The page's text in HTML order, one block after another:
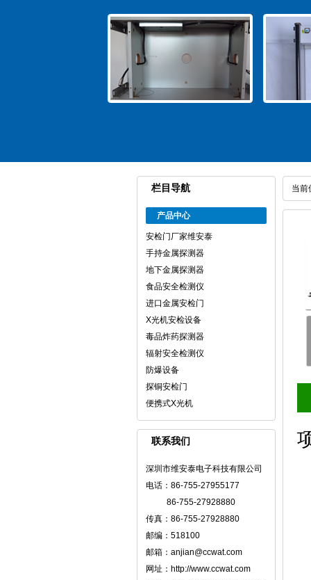
栏目导航
产品中心
安检门厂家维安泰
手持金属探测器
地下金属探测器
食品安全检测仪
进口金属安检门
X光机安检设备
毒品炸药探测器
辐射安全检测仪
防爆设备
探铜安检门
便携式X光机
联系我们
深圳市维安泰电子科技有限公司
电话：86-755-27955177
86-755-27928880
传真：86-755-27928880
邮编：518100
邮箱：anjian@ccwat.com
网址：http://www.ccwat.com
当前